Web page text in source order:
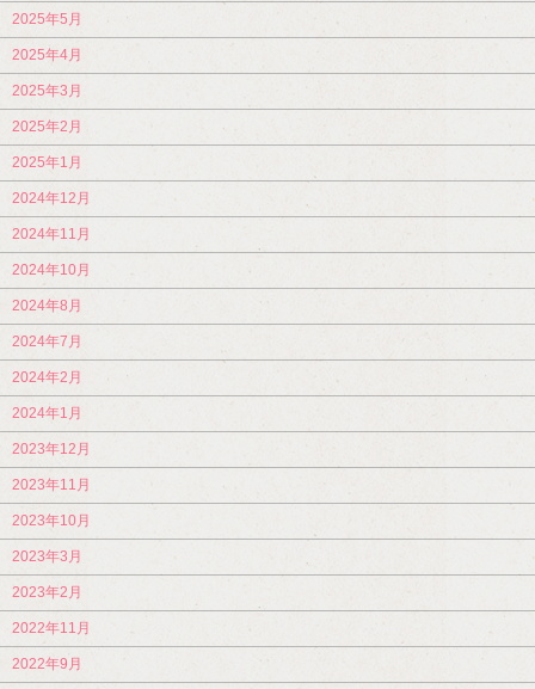
2025年5月
2025年4月
2025年3月
2025年2月
2025年1月
2024年12月
2024年11月
2024年10月
2024年8月
2024年7月
2024年2月
2024年1月
2023年12月
2023年11月
2023年10月
2023年3月
2023年2月
2022年11月
2022年9月